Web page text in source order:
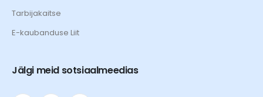
Tarbijakaitse
E-kaubanduse Liit
Jälgi meid sotsiaalmeedias